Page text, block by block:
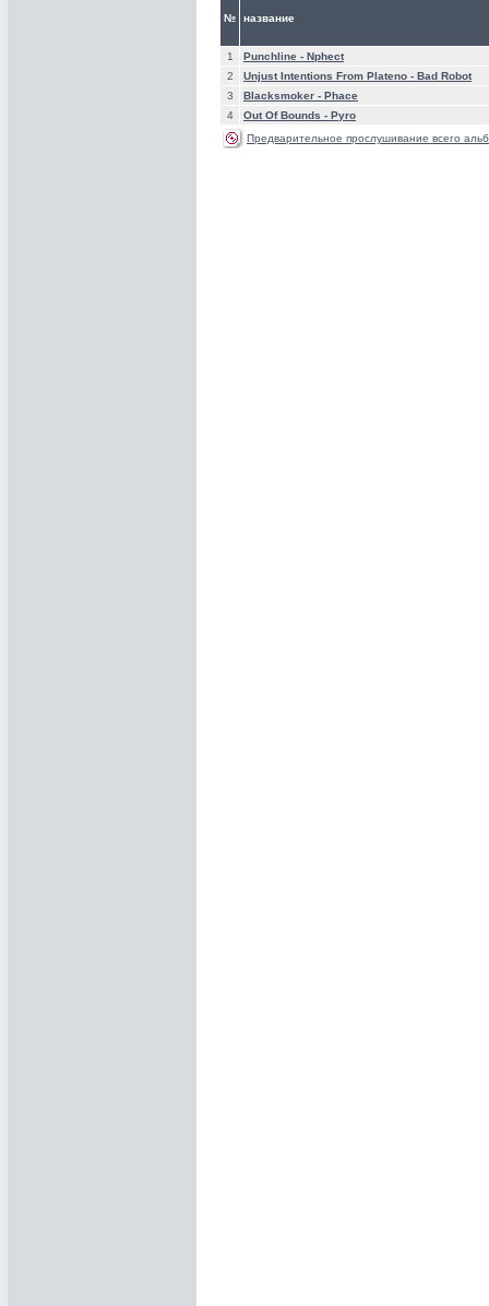
№ название
1 Punchline - Nphect
2
Unjust Intentions From Plateno - Bad Robot
3
Blacksmoker - Phace
4
Out Of Bounds - Pyro
Предварительное прослушивание всего